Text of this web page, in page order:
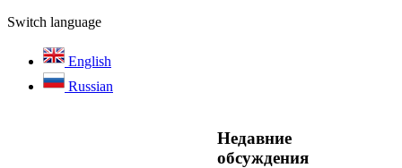
Switch language
English
Russian
Недавние
обсуждения